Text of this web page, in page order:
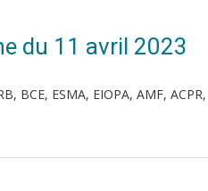
du 11 avril 2023
BCE, ESMA, EIOPA, AMF,